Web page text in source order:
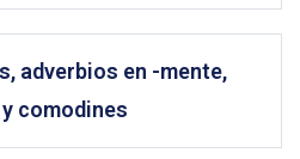
adverbios en -mente,
comodines